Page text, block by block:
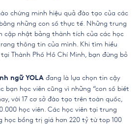
chứng minh hiệu quả đào tạo của các
những con số thực tế. Những trung
cập nhật bảng thành tích của các học
thông tin của mình. Khi tìm hiểu
Thành Phố Hồ Chí Minh , bạn đừng bỏ
ngữ YOLA đang là lựa chọn tin cậy
bạn học viên cũng vì những “con số biết
với 17 cơ sở đào tạo trên toàn quốc,
học viên. Các học viên tại trung
học bổng trị giá hơn 220 tỷ từ top 100